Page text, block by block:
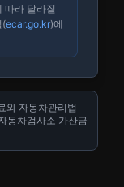
따라 달라질
(ecar.go.kr)에
와 자동차관리법
동차검사소 가산금